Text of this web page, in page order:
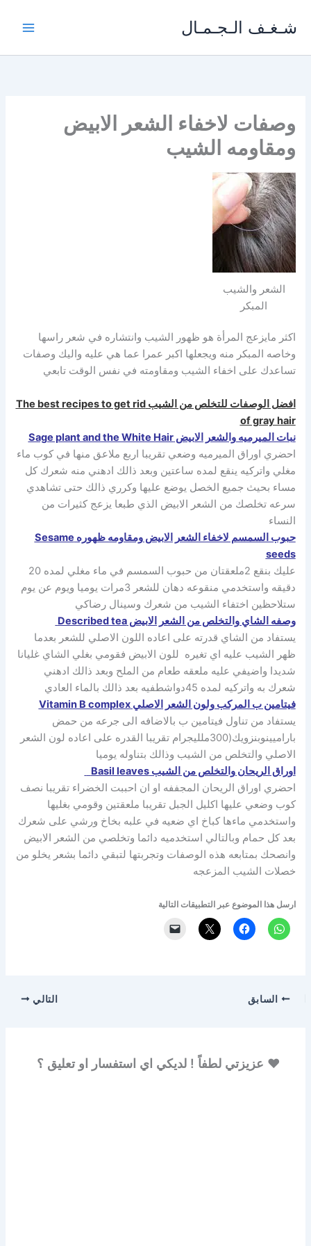
شـغـف الـجـمـال
وصفات لاخفاء الشعر الابيض
ومقاومه الشيب
الشعر والشيب
المبكر
اكثر مايزعج المرأة هو ظهور الشيب وانتشاره في شعر راسها
وخاصه المبكر منه ويجعلها اكبر عمرا عما هي عليه واليك وصفات
تساعدك على اخفاء الشيب ومقاومته في نفس الوقت تابعي
افضل الوصفات للتخلص من الشيب The best recipes to get rid
of gray hair
نبات الميرميه والشعر الابيض Sage plant and the White Hair
احضري اوراق الميرميه وضعي تقريبا اربع ملاعق منها في كوب ماء
مغلي واتركيه ينقع لمده ساعتين وبعد ذالك ادهني منه شعرك كل
مساء بحيث جميع الخصل يوضع عليها وكرري ذالك حتى تشاهدي
سرعه تخلصك من الشعر الابيض الذي طبعا يزعج كثيرات من
النساء
حبوب السمسم لاخفاء الشعر الابيض ومقاومه ظهوره Sesame
seeds
عليك بنقع 2ملعقتان من حبوب السمسم في ماء مغلي لمده 20
دقيقه واستخدمي منقوعه دهان للشعر 3مرات يوميا ويوم عن يوم
ستلاحظين اختفاء الشيب من شعرك وسينال رضاكي
وصفه الشاي والتخلص من الشعر الابيض Described tea
يستفاد من الشاي قدرته على اعاده اللون الاصلي للشعر بعدما
ظهر الشيب عليه اي تغيره للون الابيض فقومي بغلي الشاي غليانا
شديدا واضيفي عليه ملعقه طعام من الملح وبعد ذالك ادهني
شعرك به واتركيه لمده 45دواشطفيه بعد ذالك بالماء العادي
فيتامين ب المركب ولون الشعر الاصلي Vitamin B complex
يستفاد من تناول فيتامين ب بالاضافه الى جرعه من حمض
باراميينوبنزويك(300ملليجرام تقريبا القدره على اعاده لون الشعر
الاصلي والتخلص من الشيب وذالك بتناوله يوميا
اوراق الريحان والتخلص من الشيب Basil leaves
احضري اوراق الريحان المجففه او ان احببت الخضراء تقريبا نصف
كوب وضعي عليها اكليل الجبل تقريبا ملعقتين وقومي بغليها
واستخدمي ماءها كباخ اي ضعيه في علبه بخاخ ورشي على شعرك
بعد كل حمام وبالتالي استخدميه دائما وتخلصي من الشعر الابيض
وانصحك بمتابعه هذه الوصفات وتجربتها لتبقي دائما بشعر يخلو من
خصلات الشيب المزعجه
ارسل هذا الموضوع عبر التطبيقات التالية
السابق التالي
♥ عزيزتي لطفاً ! لديكي اي استفسار او تعليق ؟